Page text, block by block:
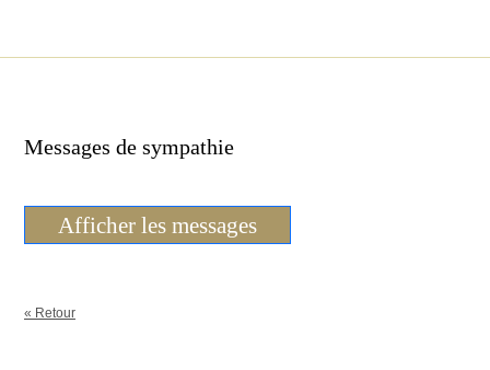
Messages de sympathie
Afficher les messages
« Retour